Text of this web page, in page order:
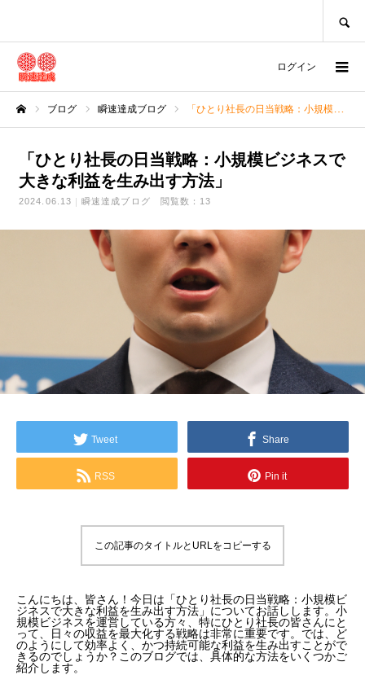
ログイン
ブログ 瞬速達成ブログ 「ひとり社長の日当戦略：小規模ビジネスで大きな利益を生み出す方法」
「ひとり社長の日当戦略：小規模ビジネスで
大きな利益を生み出す方法」
2024.06.13 瞬速達成ブログ 閲覧数：13
Tweet Share
RSS Pin it
この記事のタイトルとURLをコピーする
こんにちは、皆さん！今日は「ひとり社長の日当戦略：小規模ビ
ジネスで大きな利益を生み出す方法」についてお話しします。小
規模ビジネスを運営している方々、特にひとり社長の皆さんにと
って、日々の収益を最大化する戦略は非常に重要です。では、ど
のようにして効率よく、かつ持続可能な利益を生み出すことがで
きるのでしょうか？このブログでは、具体的な方法をいくつかご
紹介します。